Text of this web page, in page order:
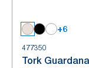
+6
477350
Tork